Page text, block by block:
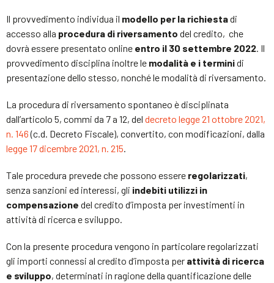
Il provvedimento individua il modello per la richiestadi
accesso alla procedura di riversamento del credito, che
dovrà essere presentato online entro il 30 settembre 2022. Il
provvedimento disciplina inoltre le modalità e i terminidi
presentazione dello stesso, nonché le modalità di riversamento.
La procedura di riversamento spontaneo è disciplinata
dall’articolo 5, commi da 7 a 12, del decreto legge 21 ottobre 2021,
n. 146(c.d. Decreto Fiscale), convertito, con modificazioni, dalla
legge 17 dicembre 2021, n. 215.
Tale procedura prevede che possono essere regolarizzati,
senza sanzioni ed interessi, gli indebiti utilizzi in
compensazione del credito d’imposta per investimenti in
attività di ricerca e sviluppo.
Con la presente procedura vengono in particolare regolarizzati
gli importi connessi al credito d’imposta per attività di ricerca
e sviluppo, determinati in ragione della quantificazione delle